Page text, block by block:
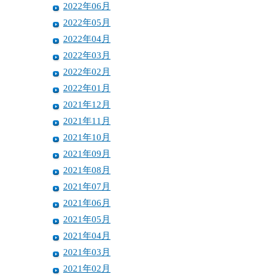
2022年06月
2022年05月
2022年04月
2022年03月
2022年02月
2022年01月
2021年12月
2021年11月
2021年10月
2021年09月
2021年08月
2021年07月
2021年06月
2021年05月
2021年04月
2021年03月
2021年02月